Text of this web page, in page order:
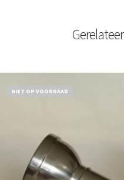
NIET OP VOORRAAD